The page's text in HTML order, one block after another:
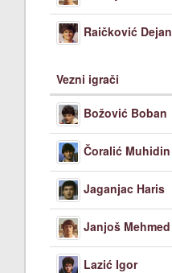
Raičković Dejan
Vezni igrači
Božović Boban
Čoralić Muhidin
Jaganjac Haris
Janjoš Mehmed
Lazić Igor